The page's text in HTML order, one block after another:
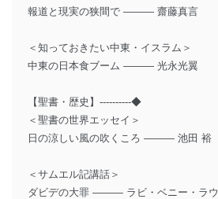
報道と現実の狭間で ――― 齋藤真言
＜知っておきたい中東・イスラム＞
中東の日本食ブーム ――― 光永光翼
【聖書・歴史】----------◆
＜聖書の世界エッセイ＞
日の涼しい風の吹くころ ――― 池田 裕
＜サムエル記講話＞
ダビデの大罪 ――― ラビ・ベニー・ラウ